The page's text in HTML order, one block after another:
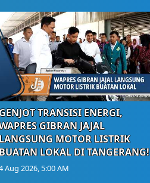
TRANSISI ENERGI,
GIBRAN JAJAL
MOTOR LISTRIK
LOKAL DI TANGERANG!
Aug 2026, 5:00 AM